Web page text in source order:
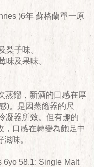
)6年 蘇格蘭單一原
梨子味。
味及果味。
蒸餾，新酒的口感在厚
)。是因蒸餾器的尺
凝器所致。但有趣的
，口感在轉變為飽足中
味。
6yo 58.1: Single Malt